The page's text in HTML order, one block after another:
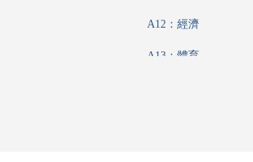
A12：經濟
A13：體育